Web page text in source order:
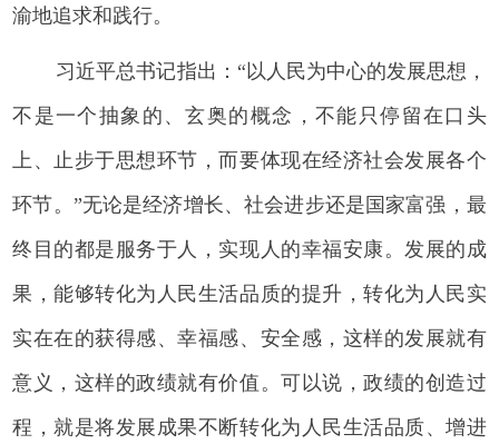
渝地追求和践行。
习近平总书记指出：“以人民为中心的发展思想，
不是一个抽象的、玄奥的概念，不能只停留在口头
上、止步于思想环节，而要体现在经济社会发展各个
环节。”无论是经济增长、社会进步还是国家富强，最
终目的都是服务于人，实现人的幸福安康。发展的成
果，能够转化为人民生活品质的提升，转化为人民实
实在在的获得感、幸福感、安全感，这样的发展就有
意义，这样的政绩就有价值。可以说，政绩的创造过
程，就是将发展成果不断转化为人民生活品质、增进